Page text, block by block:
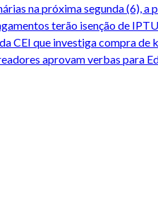
na próxima segunda (6), a
terão isenção de
CEI que investiga compra de
aprovam verbas para